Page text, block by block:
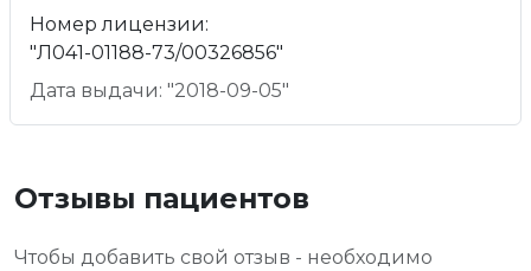
Номер лицензии:
"Л041-01188-73/00326856"
Дата выдачи: "2018-09-05"
Отзывы пациентов
Чтобы добавить свой отзыв - необходимо